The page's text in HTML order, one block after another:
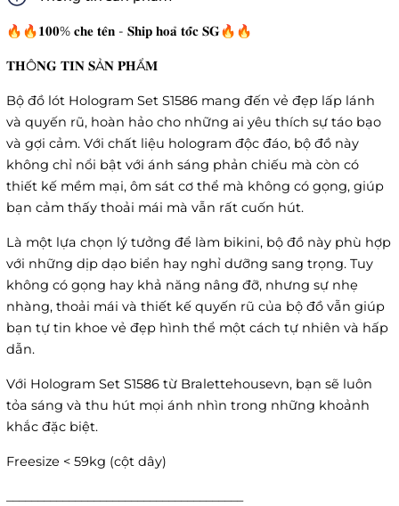
🔥🔥𝟏𝟎𝟎% 𝐜𝐡𝐞 𝐭𝐞̂𝐧 - 𝐒𝐡𝐢𝐩 𝐡𝐨𝐚̉ 𝐭𝐨̂́𝐜 𝐒𝐆🔥🔥
𝐓𝐇Ô𝐍𝐆 𝐓𝐈𝐍 𝐒Ả𝐍 𝐏𝐇Ẩ𝐌
Bộ đồ lót Hologram Set S1586 mang đến vẻ đẹp lấp lánh
và quyến rũ, hoàn hảo cho những ai yêu thích sự táo bạo
và gợi cảm. Với chất liệu hologram độc đáo, bộ đồ này
không chỉ nổi bật với ánh sáng phản chiếu mà còn có
thiết kế mềm mại, ôm sát cơ thể mà không có gọng, giúp
bạn cảm thấy thoải mái mà vẫn rất cuốn hút.
Là một lựa chọn lý tưởng để làm bikini, bộ đồ này phù hợp
với những dịp dạo biển hay nghỉ dưỡng sang trọng. Tuy
không có gọng hay khả năng nâng đỡ, nhưng sự nhẹ
nhàng, thoải mái và thiết kế quyến rũ của bộ đồ vẫn giúp
bạn tự tin khoe vẻ đẹp hình thể một cách tự nhiên và hấp
dẫn.
Với Hologram Set S1586 từ Bralettehousevn, bạn sẽ luôn
tỏa sáng và thu hút mọi ánh nhìn trong những khoảnh
khắc đặc biệt.
Freesize < 59kg (cột dây)